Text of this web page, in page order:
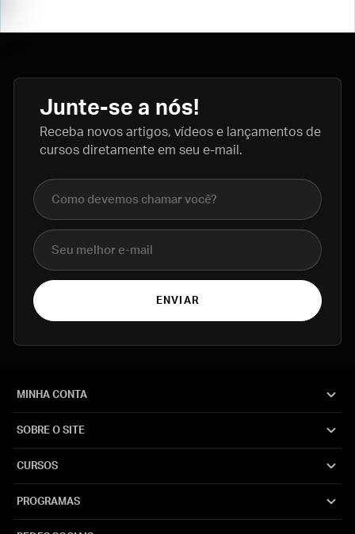
Junte-se a nós!
Receba novos artigos, vídeos e lançamentos de
cursos diretamente em seu e-mail.
Nome completo
E-mail
ENVIAR
MINHA CONTA
SOBRE O SITE
CURSOS
PROGRAMAS